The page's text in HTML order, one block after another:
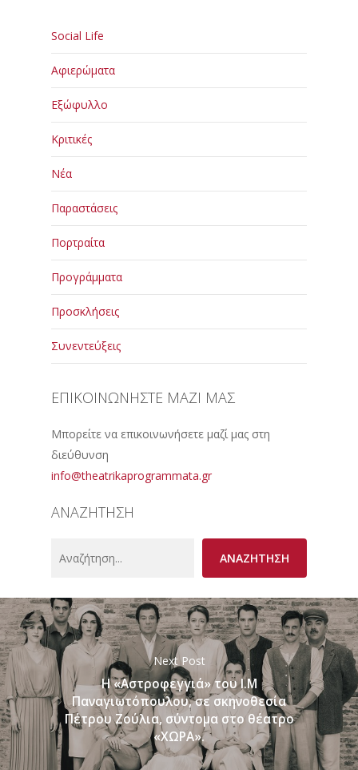
Social Life
Αφιερώματα
Εξώφυλλο
Κριτικές
Νέα
Παραστάσεις
Πορτραίτα
Προγράμματα
Προσκλήσεις
Συνεντεύξεις
ΕΠΙΚΟΙΝΩΝΗΣΤΕ ΜΑΖΙ ΜΑΣ
Μπορείτε να επικοινωνήσετε μαζί μας στη
διεύθυνση
info@theatrikaprogrammata.gr
ΑΝΑΖΗΤΗΣΗ
ΑΝΑΖΗΤΗΣΗ
Next Post
Η «Αστροφεγγιά» του Ι.Μ
Παναγιωτόπουλου, σε σκηνοθεσία
Πέτρου Ζούλια, σύντομα στο θέατρο
«ΧΩΡΑ».